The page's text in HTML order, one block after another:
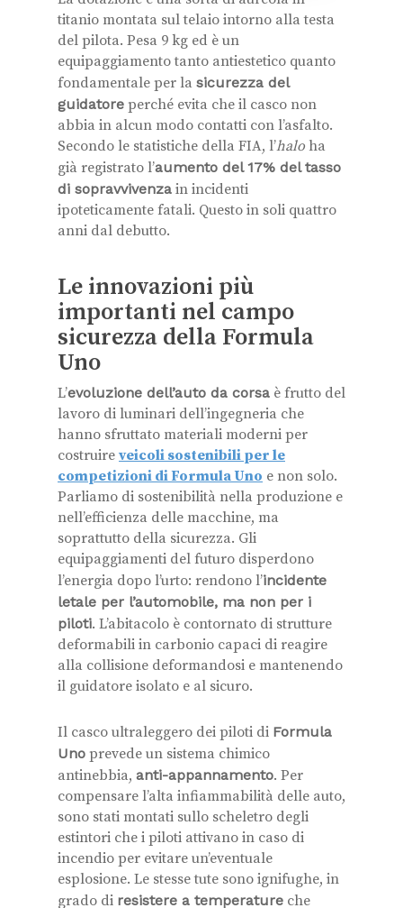
titanio montata sul telaio intorno alla testa
del pilota. Pesa 9 kg ed è un
equipaggiamento tanto antiestetico quanto
fondamentale per la sicurezza del
guidatore perché evita che il casco non
abbia in alcun modo contatti con l’asfalto.
Secondo le statistiche della FIA, l’halo ha
già registrato l’aumento del 17% del tasso
di sopravvivenza in incidenti
ipoteticamente fatali. Questo in soli quattro
anni dal debutto.
Le innovazioni più
importanti nel campo
sicurezza della Formula
Uno
L’evoluzione dell’auto da corsa è frutto del
lavoro di luminari dell’ingegneria che
hanno sfruttato materiali moderni per
costruire veicoli sostenibili per le
competizioni di Formula Uno e non solo.
Parliamo di sostenibilità nella produzione e
nell’efficienza delle macchine, ma
soprattutto della sicurezza. Gli
equipaggiamenti del futuro disperdono
l’energia dopo l’urto: rendono l’incidente
letale per l’automobile, ma non per i
piloti. L’abitacolo è contornato di strutture
deformabili in carbonio capaci di reagire
alla collisione deformandosi e mantenendo
il guidatore isolato e al sicuro.
Il casco ultraleggero dei piloti di Formula
Uno prevede un sistema chimico
antinebbia, anti-appannamento. Per
compensare l’alta infiammabilità delle auto,
sono stati montati sullo scheletro degli
estintori che i piloti attivano in caso di
incendio per evitare un’eventuale
esplosione. Le stesse tute sono ignifughe, in
grado di resistere a temperature che